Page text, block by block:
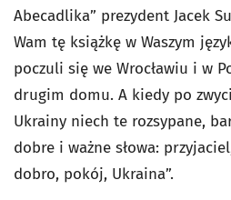
Abecadlika” prezydent Jacek
Wam tę książkę w Waszym
poczuli się we Wrocławiu i w
drugim domu. A kiedy po
Ukrainy niech te rozsypane,
dobre i ważne słowa:
dobro, pokój, Ukraina”.